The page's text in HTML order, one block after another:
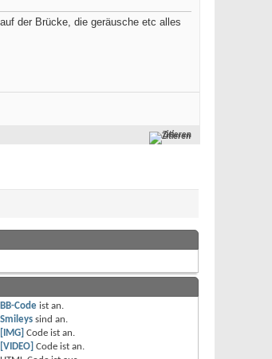
der Brücke, die geräusche etc alles
Zitieren
BB-Codeist an.
Smileyssind an.
[IMG] Code ist an.
[VIDEO] Code ist an.